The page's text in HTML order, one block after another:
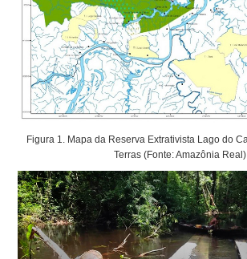
Figura 1. Mapa da Reserva Extrativista Lago do
Terras (Fonte: Amazônia Real)